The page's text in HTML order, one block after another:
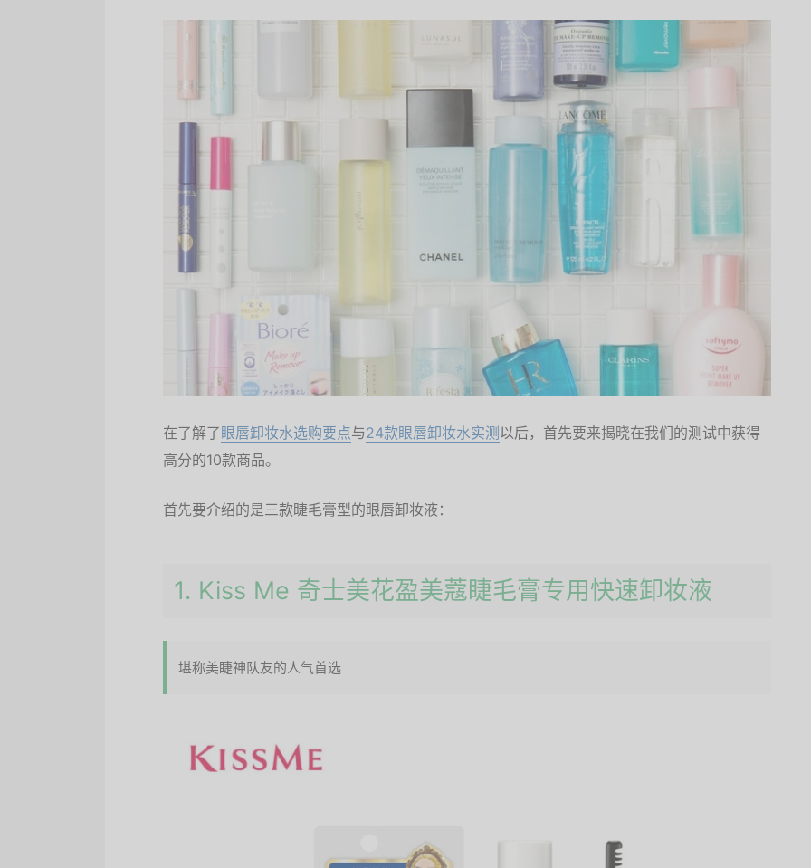
在了解了 眼唇卸妆水选购要点与24款眼唇卸妆水实测 以后，首先要来揭晓在我们的测试中获得
高分的10款商品。
首先要介绍的是三款睫毛膏型的眼唇卸妆液：
1. Kiss Me 奇士美花盈美蔻睫毛膏专用快速卸妆液
堪称美睫神队友的人气首选